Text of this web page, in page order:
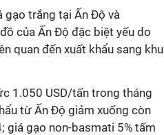
gạo trắng tại Ấn Độ và
của Ấn Độ đặc biệt yếu do
quan đến xuất khẩu sang khu
1.050 USD/tấn trong tháng
từ Ấn Độ giảm xuống còn
giá gạo non-basmati 5% tấm